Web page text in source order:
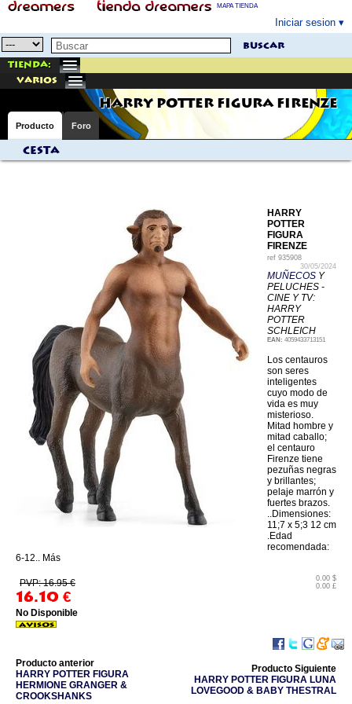
MAPA TIENDA
Iniciar sesion
buscar
Tienda:
varios
HARRY POTTER FIGURA FIRENZE
Producto Foro
Cesta
HARRY
POTTER
FIGURA
FIRENZE
ref 935908
30/05/2024
MUÑECOS Y
PELUCHES -
CINE Y TV:
HARRY
POTTER
SCHLEICH
EAN: 4059433713151
Los centauros
son seres
inteligentes
cuyo modo de
vida es muy
misterioso.
Mitad hombre y
mitad caballo;
el centauro
Firenze tiene
pezuñas negras
y brillantes;
pelaje marrón y
fuertes brazos.
..Dimensiones:
11;7 x 5;3 12 cm
.Edad
recomendada:
6-12.. Más
PVP: 16.95 €
16.10 €
0.00 $
0.00 £
No Disponible
Producto anterior
HARRY POTTER FIGURA
HERMIONE GRANGER &
CROOKSHANKS
Producto Siguiente
HARRY POTTER FIGURA LUNA
LOVEGOOD & BABY THESTRAL